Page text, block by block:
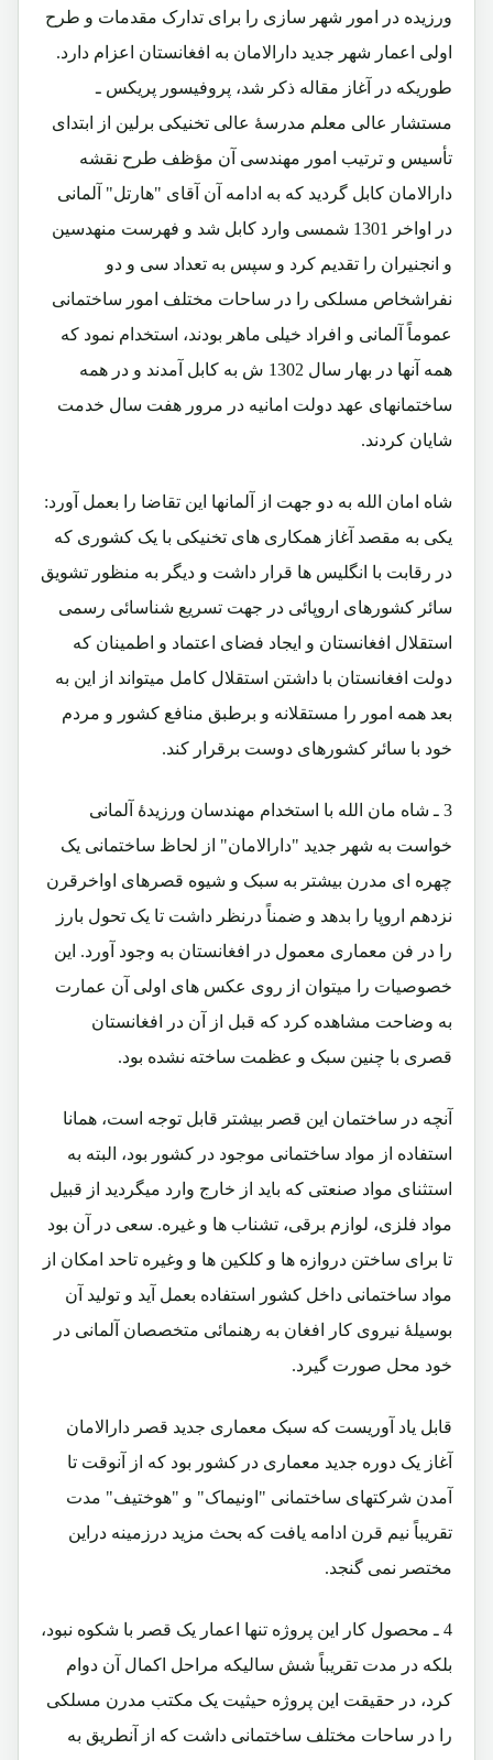
ورزیده در امور شهر سازی را برای تدارک مقدمات و طرح
اولی اعمار شهر جدید دارالامان به افغانستان اعزام دارد.
طوریکه در آغاز مقاله ذکر شد، پروفیسور پریکس ـ
مستشار عالی معلم مدرسۀ عالی تخنیکی برلین از ابتدای
تأسیس و ترتیب امور مهندسی آن مؤظف طرح نقشه
دارالامان کابل گردید که به ادامه آن آقای "هارتل" آلمانی
در اواخر 1301 شمسی وارد کابل شد و فهرست منهدسین
و انجنیران را تقدیم کرد و سپس به تعداد سی و دو
نفراشخاص مسلکی را در ساحات مختلف امور ساختمانی
عموماً آلمانی و افراد خیلی ماهر بودند، استخدام نمود که
همه آنها در بهار سال 1302 ش به کابل آمدند و در همه
ساختمانهای عهد دولت امانیه در مرور هفت سال خدمت
شایان کردند.
شاه امان الله به دو جهت از آلمانها این تقاضا را بعمل آورد:
یکی به مقصد آغاز همکاری های تخنیکی با یک کشوری که
در رقابت با انگلیس ها قرار داشت و دیگر به منظور تشویق
سائر کشورهای اروپائی در جهت تسریع شناسائی رسمی
استقلال افغانستان و ایجاد فضای اعتماد و اطمینان که
دولت افغانستان با داشتن استقلال کامل میتواند از این به
بعد همه امور را مستقلانه و برطبق منافع کشور و مردم
خود با سائر کشورهای دوست برقرار کند.
3 ـ شاه مان الله با استخدام مهندسان ورزیدۀ آلمانی
خواست به شهر جدید "دارالامان" از لحاظ ساختمانی یک
چهره ای مدرن بیشتر به سبک و شیوه قصرهای اواخرقرن
نزدهم اروپا را بدهد و ضمناً درنظر داشت تا یک تحول بارز
را در فن معماری معمول در افغانستان به وجود آورد. این
خصوصیات را میتوان از روی عکس های اولی آن عمارت
به وضاحت مشاهده کرد که قبل از آن در افغانستان
قصری با چنین سبک و عظمت ساخته نشده بود.
آنچه در ساختمان این قصر بیشتر قابل توجه است، همانا
استفاده از مواد ساختمانی موجود در کشور بود، البته به
استثنای مواد صنعتی که باید از خارج وارد میگردید از قبیل
مواد فلزی، لوازم برقی، تشناب ها و غیره. سعی در آن بود
تا برای ساختن دروازه ها و کلکین ها و وغیره تاحد امکان از
مواد ساختمانی داخل کشور استفاده بعمل آید و تولید آن
بوسیلۀ نیروی کار افغان به رهنمائی متخصصان آلمانی در
خود محل صورت گیرد.
قابل یاد آوریست که سبک معماری جدید قصر دارالامان
آغاز یک دوره جدید معماری در کشور بود که از آنوقت تا
آمدن شرکتهای ساختمانی "اونیماک" و "هوختیف" مدت
تقریباً نیم قرن ادامه یافت که بحث مزید درزمینه دراین
مختصر نمی گنجد.
4 ـ محصول کار این پروژه تنها اعمار یک قصر با شکوه نبود،
بلکه در مدت تقریباً شش سالیکه مراحل اکمال آن دوام
کرد، در حقیقت این پروژه حیثیت یک مکتب مدرن مسلکی
را در ساحات مختلف ساختمانی داشت که از آنطریق به